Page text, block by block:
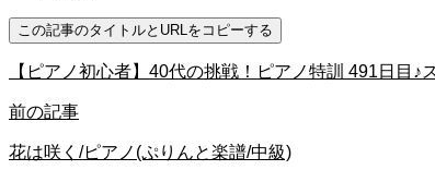
この記事のタイトルとURLをコピーする
【ピアノ初心者】40代の挑戦！ピアノ特訓 491日目♪
前の記事
花は咲く/ピアノ(ぷりんと楽譜/中級)